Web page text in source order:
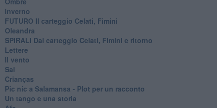
Inverno
FUTURO Il carteggio Celati, Fimini
Oleandra
SPIRALI Dal carteggio Celati, Fimini e ritorno
Lettere
Il vento
Sal
Crianças
Pic nic a Salamansa - Plot per un racconto
Un tango e una storia